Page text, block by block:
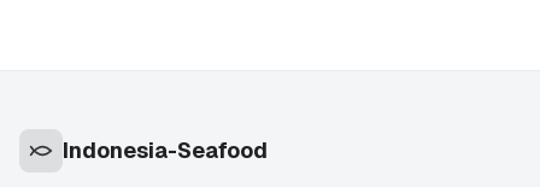
Indonesia-Seafood